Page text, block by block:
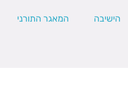
הישיבה המאגר התורני